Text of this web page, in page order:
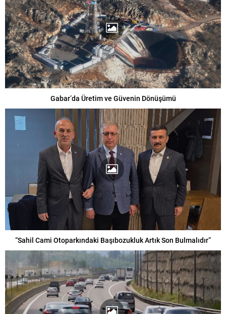
Gabar’da Üretim ve Güvenin Dönüşümü
“Sahil Cami Otoparkındaki Başıbozukluk Artık Son Bulmalıdır”